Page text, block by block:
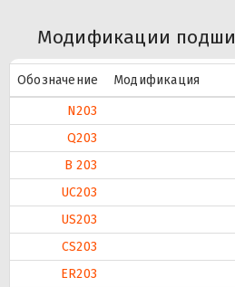
Модификации
Обозначение
Модификация
N203
Q203
B 203
UC203
US203
CS203
ER203